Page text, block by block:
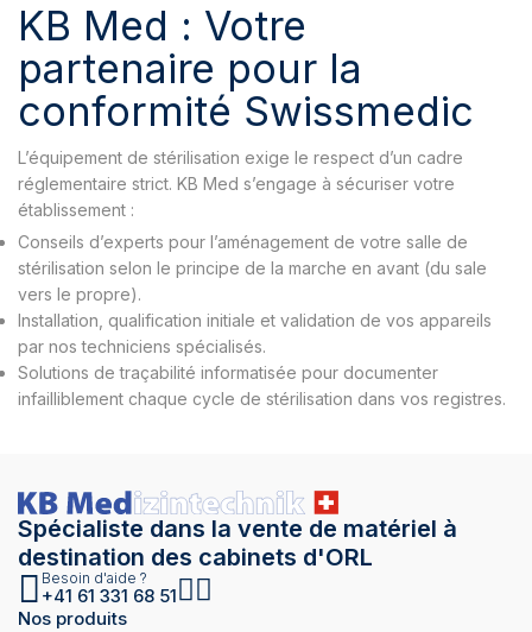
KB Med : Votre
partenaire pour la
conformité Swissmedic
L’équipement de stérilisation exige le respect d’un cadre
réglementaire strict. KB Med s’engage à sécuriser votre
établissement :
Conseils d’experts pour l’aménagement de votre salle de
stérilisation selon le principe de la marche en avant (du sale
vers le propre).
Installation, qualification initiale et validation de vos appareils
par nos techniciens spécialisés.
Solutions de traçabilité informatisée pour documenter
infailliblement chaque cycle de stérilisation dans vos registres.
Spécialiste dans la vente de matériel à
destination des cabinets d'ORL
Besoin d'aide ?
+41 61 331 68 51
Nos produits